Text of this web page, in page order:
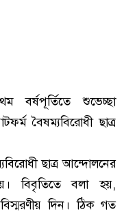
বর্ষপূর্তিতে শুভেচ্ছা
বৈষম্যবিরোধী ছাত্র
ছাত্র আন্দোলনের
বিবৃতিতে বলা হয়,
দিন। ঠিক গত